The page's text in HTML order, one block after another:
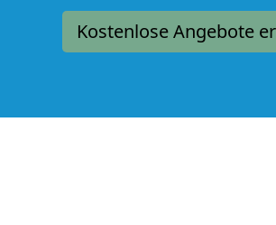
Kostenlose Angebote